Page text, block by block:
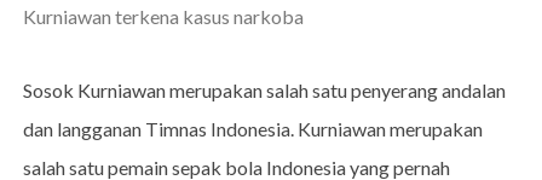
Kurniawan terkena kasus narkoba
Sosok Kurniawan merupakan salah satu penyerang andalan
dan langganan Timnas Indonesia. Kurniawan merupakan
salah satu pemain sepak bola Indonesia yang pernah